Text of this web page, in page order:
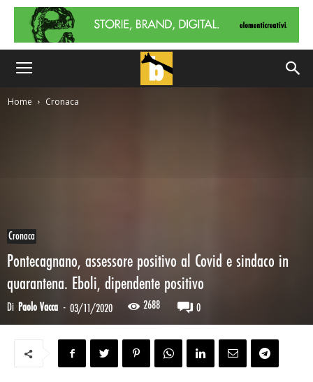
Home Cronaca
Cronaca
Pontecagnano, assessore positivo al Covid e sindaco in
quarantena. Eboli, dipendente positivo
Di Paolo Vacca - 03/11/2020 2688 0